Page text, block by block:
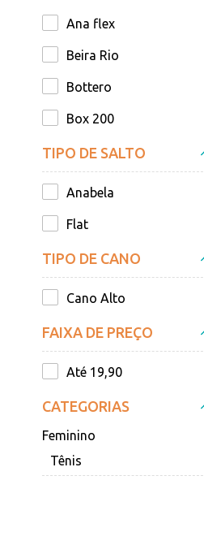
Ana flex
Beira Rio
Bottero
Box 200
Clovis
Confort way
Davor
Fila
Fitz sportz
Host
Hurley
TIPO DE SALTO
Anabela
Flat
TIPO DE CANO
Cano Alto
FAIXA DE PREÇO
Até 19,90
CATEGORIAS
Feminino
Tênis